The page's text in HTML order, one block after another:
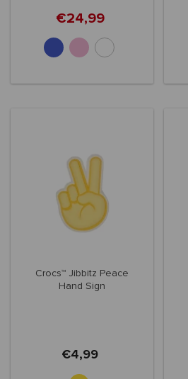
€24,99
Crocs™ Jibbitz Peace
Hand Sign
€4,99